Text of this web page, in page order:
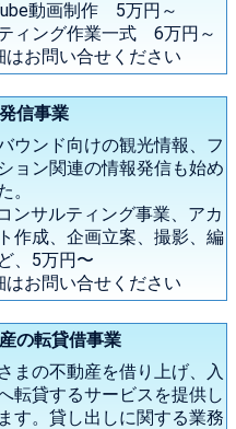
動画制作 5万円～
ィング作業一式 6万円～
はお問い合せください
信事業
ウンド向けの観光情報、フ
ョン関連の情報発信も始め
。
ンサルティング事業、アカ
作成、企画立案、撮影、編
、5万円〜
はお問い合せください
の転貸借事業
まの不動産を借り上げ、入
転貸するサービスを提供し
す。貸し出しに関する業務